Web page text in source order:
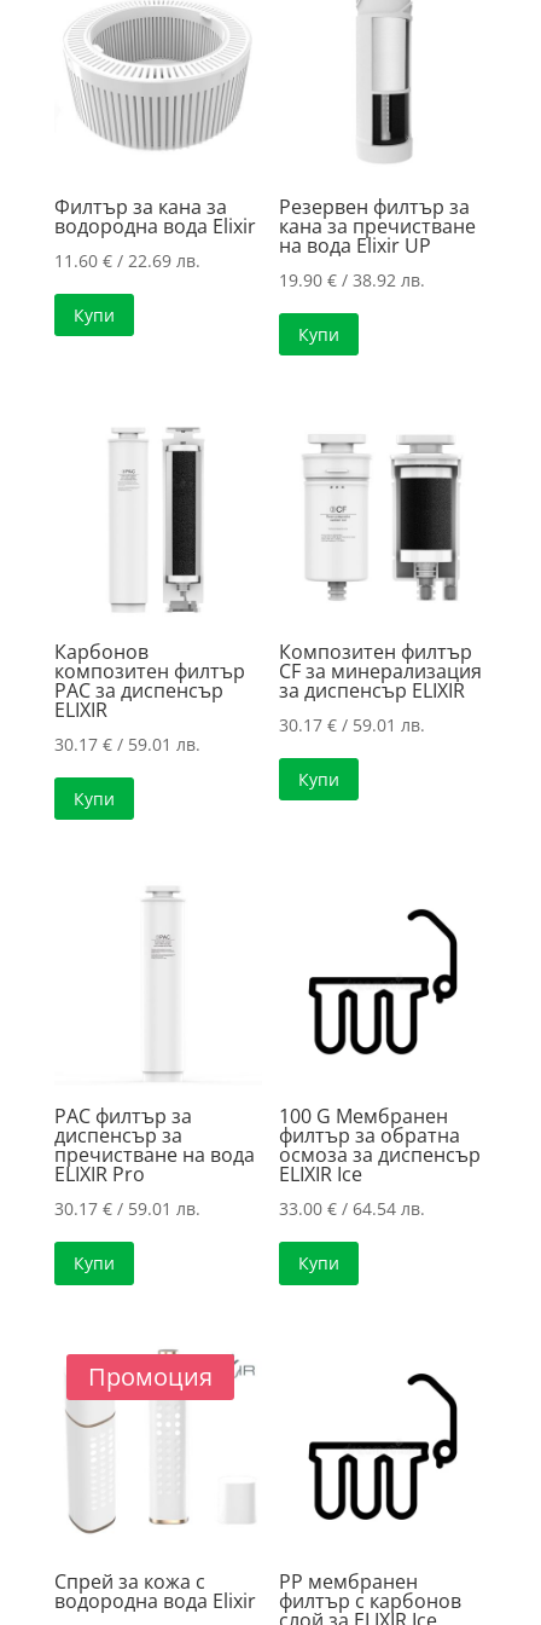
Филтър за кана за
водородна вода Elixir
11.60 €/ 22.69 лв.
Купи
Резервен филтър за
кана за пречистване
на вода Elixir UP
19.90€ / 38.92 лв.
Купи
Карбонов
композитен филтър
PAC за диспенсър
ELIXIR
30.17 €/ 59.01 лв.
Купи
Композитен филтър
CF за минерализация
за диспенсър ELIXIR
30.17€ / 59.01 лв.
Купи
PAC филтър за
диспенсър за
пречистване на вода
ELIXIR Pro
30.17 €/ 59.01 лв.
Купи
100 G Мембранен
филтър за обратна
осмоза за диспенсър
ELIXIR Ice
33.00€ / 64.54 лв.
Купи
Промоция
Спрей за кожа с
водородна вода Elixir
PP мембранен
филтър с карбонов
слой за ELIXIR Ice